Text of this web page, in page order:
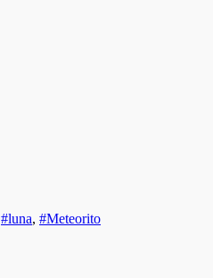
#luna, #Meteorito